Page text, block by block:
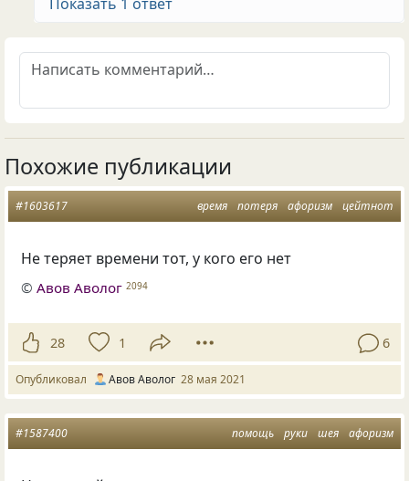
Похожие публикации
время потеря афоризм цейтнот
#1603617
Не теряет времени тот, у кого его нет
©Авов Аволог 2094
28 1 6
Опубликовал Авов Аволог 28 мая 2021
помощь руки шея афоризм
#1587400